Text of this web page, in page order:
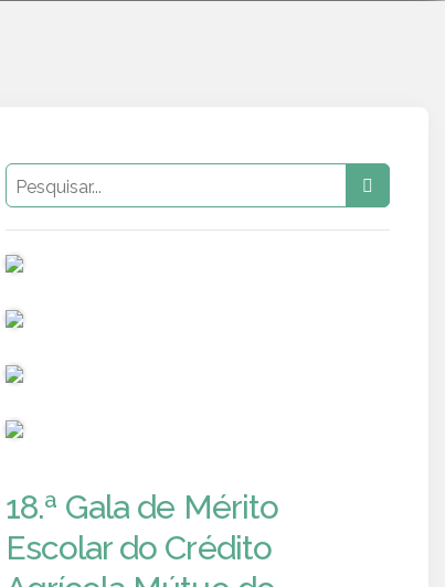
18.ª Gala de Mérito
Escolar do Crédito